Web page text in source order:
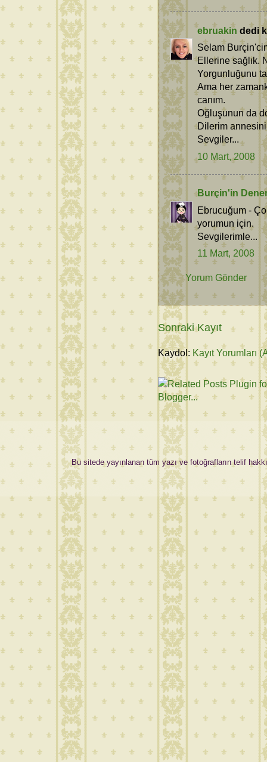
ebruakin dedi
Selam
Ellerine sağlık.
Yorgunluğunu
Ama her
canım.
Oğluşunun da
Dilerim
Sevgiler...
10 Mart, 2008
Burçin'in
Ebrucuğum -
yorumun için.
Sevgilerimle...
11 Mart, 2008
Yorum Gönder
Sonraki Kayıt
Kaydol: Kayıt Yorumları
Bu sitede yayınlanan tüm yazı ve fotoğrafların telif